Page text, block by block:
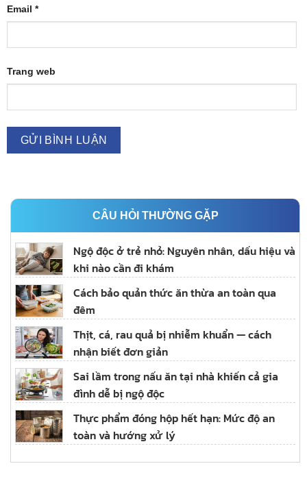
Email *
Trang web
CÂU HỎI THƯỜNG GẶP
Ngộ độc ở trẻ nhỏ: Nguyên nhân, dấu hiệu và
khi nào cần đi khám
Cách bảo quản thức ăn thừa an toàn qua
đêm
Thịt, cá, rau quả bị nhiễm khuẩn — cách
nhận biết đơn giản
Sai lầm trong nấu ăn tại nhà khiến cả gia
đình dễ bị ngộ độc
Thực phẩm đóng hộp hết hạn: Mức độ an
toàn và hướng xử lý